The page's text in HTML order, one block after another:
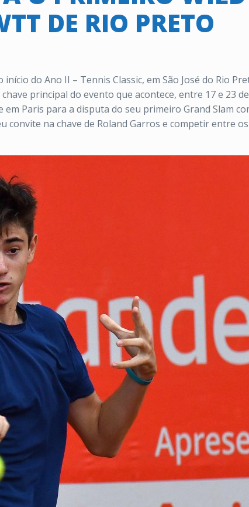
DE RIO PRETO
início do Ano II – Tennis Classic, em São José do Rio
principal do evento que acontece, entre 17 e 23
Paris para a disputa do seu primeiro Grand Slam
na chave de Roland Garros e competir entre